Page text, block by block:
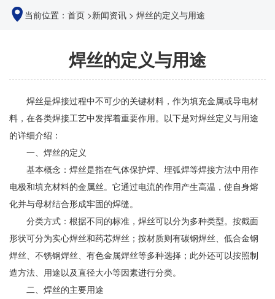
当前位置： 首页 >新闻资讯 > 焊丝的定义与用途
焊丝的定义与用途
焊丝是焊接过程中不可少的关键材料，作为填充金属或导电材
料，在各类焊接工艺中发挥着重要作用。以下是对焊丝定义与用途
的详细介绍：
一、焊丝的定义
基本概念：焊丝是指在气体保护焊、埋弧焊等焊接方法中用作
电极和填充材料的金属丝。它通过电流的作用产生高温，使自身熔
化并与母材结合形成牢固的焊缝。
分类方式：根据不同的标准，焊丝可以分为多种类型。按截面
形状可分为实心焊丝和药芯焊丝；按材质则有碳钢焊丝、低合金钢
焊丝、不锈钢焊丝、有色金属焊丝等多种选择；此外还可以按照制
造方法、用途以及直径大小等因素进行分类。
二、焊丝的主要用途